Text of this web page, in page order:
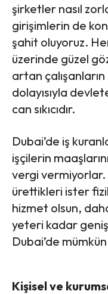
şirketler nasıl
girişimlerin de
şahit oluyoruz.
üzerinde güzel
artan
dolayısıyla
can sıkıcıdır.
Dubai’de iş
işçilerin
vergi
ürettikleri ister
hizmet olsun,
yeteri kadar
Dubai’de
Kişisel ve